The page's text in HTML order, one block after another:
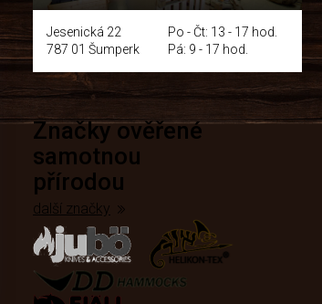
Jesenická 22
787 01 Šumperk
Po - Čt: 13 - 17 hod.
Pá: 9 - 17 hod.
Značky ověřené
samotnou
přírodou
další značky